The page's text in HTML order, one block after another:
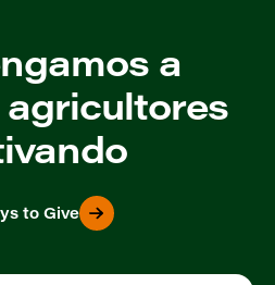
a
to Give